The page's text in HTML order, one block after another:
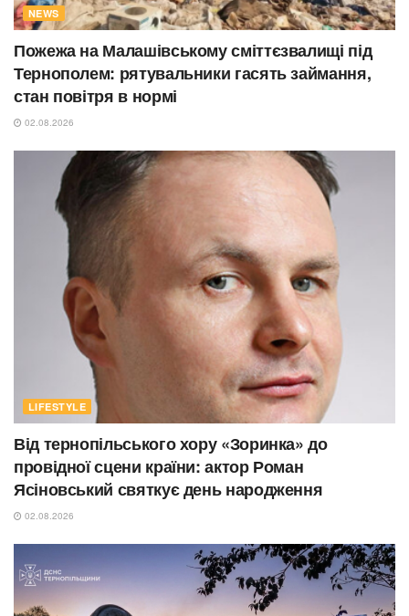
NEWS
Пожежа на Малашівському сміттєзвалищі під
Тернополем: рятувальники гасять займання,
стан повітря в нормі
02.08.2026
LIFESTYLE
Від тернопільського хору «Зоринка» до
провідної сцени країни: актор Роман
Ясіновський святкує день народження
02.08.2026